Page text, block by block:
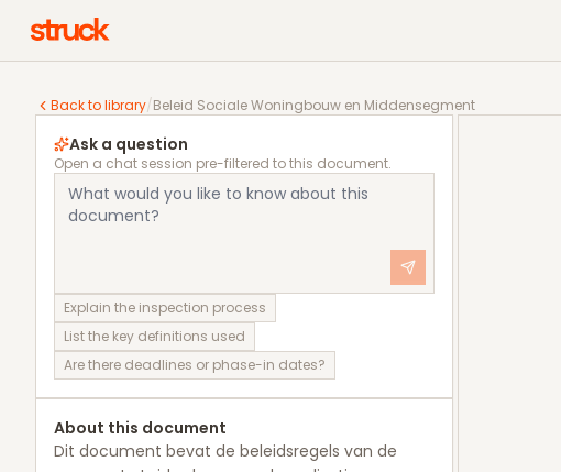
Back to library/Beleid Sociale Woningbouw en Middensegment
Beleid Sociale Woningbouw en Middensegment
Ask a question
Open a chat session pre-filtered to this document.
Explain the inspection process
List the key definitions used
Are there deadlines or phase-in dates?
About this document
Dit document bevat de beleidsregels van de